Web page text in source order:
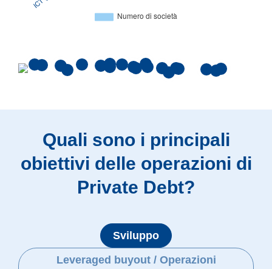
Quali sono i principali
obiettivi delle operazioni di
Private Debt?
Sviluppo
Leveraged buyout / Operazioni